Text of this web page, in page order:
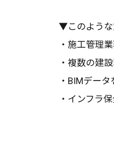
▼このような
・施工管理
・複数の建
・BIMデー
・インフラ